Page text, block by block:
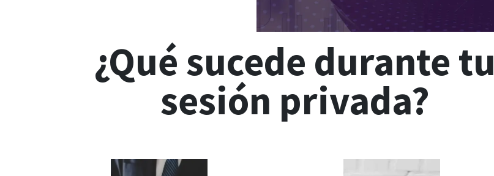
¿Qué sucede durante tu
sesión privada?